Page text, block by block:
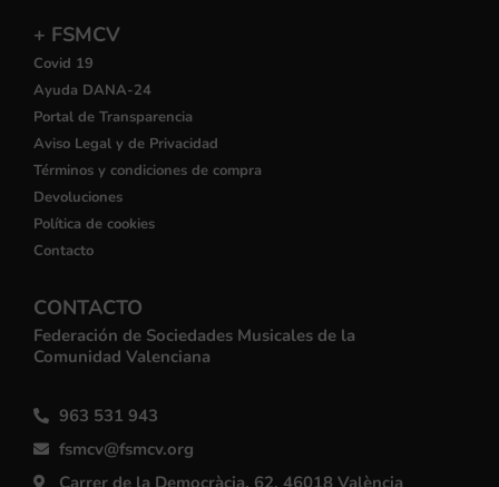
+ FSMCV
Covid 19
Ayuda DANA-24
Portal de Transparencia
Aviso Legal y de Privacidad
Términos y condiciones de compra
Devoluciones
Política de cookies
Contacto
CONTACTO
Federación de Sociedades Musicales de la
Comunidad Valenciana
963 531 943
fsmcv@fsmcv.org
Carrer de la Democràcia, 62, 46018 València